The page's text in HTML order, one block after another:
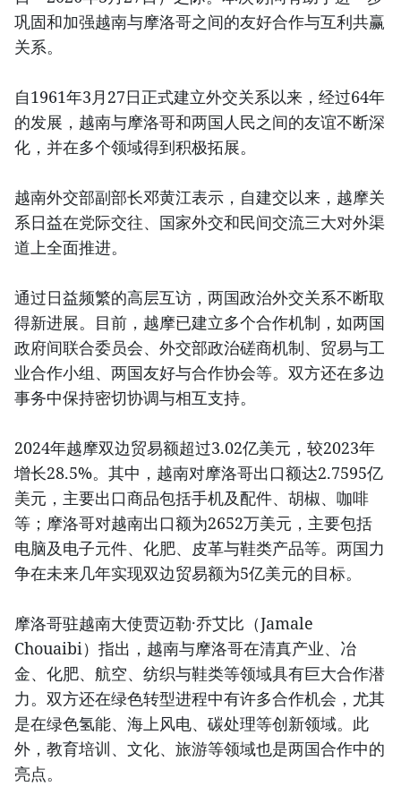
巩固和加强越南与摩洛哥之间的友好合作与互利共赢
关系。
自1961年3月27日正式建立外交关系以来，经过64年
的发展，越南与摩洛哥和两国人民之间的友谊不断深
化，并在多个领域得到积极拓展。
越南外交部副部长邓黄江表示，自建交以来，越摩关
系日益在党际交往、国家外交和民间交流三大对外渠
道上全面推进。
通过日益频繁的高层互访，两国政治外交关系不断取
得新进展。目前，越摩已建立多个合作机制，如两国
政府间联合委员会、外交部政治磋商机制、贸易与工
业合作小组、两国友好与合作协会等。双方还在多边
事务中保持密切协调与相互支持。
2024年越摩双边贸易额超过3.02亿美元，较2023年
增长28.5%。其中，越南对摩洛哥出口额达2.7595亿
美元，主要出口商品包括手机及配件、胡椒、咖啡
等；摩洛哥对越南出口额为2652万美元，主要包括
电脑及电子元件、化肥、皮革与鞋类产品等。两国力
争在未来几年实现双边贸易额为5亿美元的目标。
摩洛哥驻越南大使贾迈勒·乔艾比（Jamale
Chouaibi）指出，越南与摩洛哥在清真产业、冶
金、化肥、航空、纺织与鞋类等领域具有巨大合作潜
力。双方还在绿色转型进程中有许多合作机会，尤其
是在绿色氢能、海上风电、碳处理等创新领域。此
外，教育培训、文化、旅游等领域也是两国合作中的
亮点。